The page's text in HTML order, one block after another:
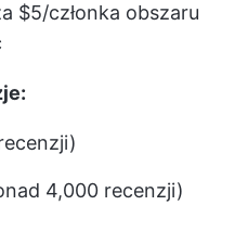
$5/członka obszaru
4,000 recenzji)